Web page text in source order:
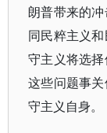
朗普带来的
同民粹主义
守主义将选
这些问题事
守主义自身。